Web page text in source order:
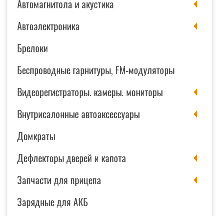
Автомагнитола и акустика
Автоэлектроника
Брелоки
Беспроводные гарнитуры, FM-модуляторы
Видеорегистраторы. камеры. мониторы
Внутрисалонные автоаксессуары
Домкраты
Дефлекторы дверей и капота
Запчасти для прицепа
Зарядные для АКБ